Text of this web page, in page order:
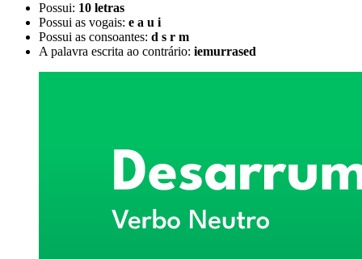
Possui: 10 letras
Possui as vogais: e a u i
Possui as consoantes: d s r m
A palavra escrita ao contrário: iemurrased